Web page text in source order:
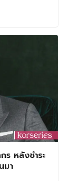
ร หลังชำระ
มา